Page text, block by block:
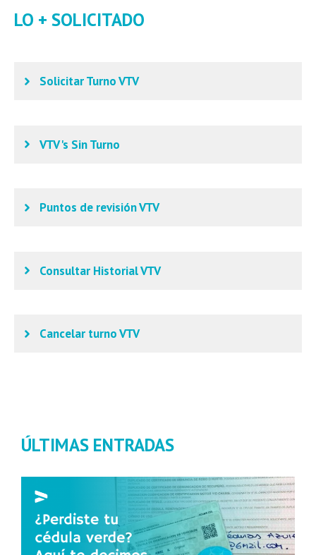
LO + SOLICITADO
Solicitar Turno VTV
VTV's Sin Turno
Puntos de revisión VTV
Consultar Historial VTV
Cancelar turno VTV
ÚLTIMAS ENTRADAS